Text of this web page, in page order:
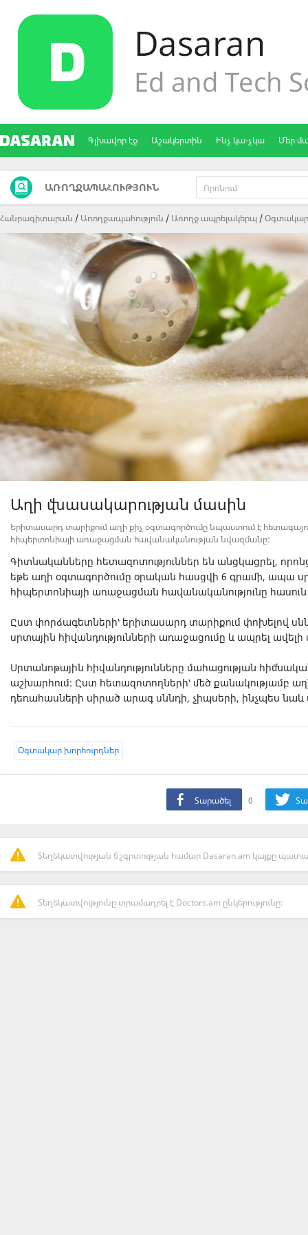
Գլխավոր էջ Աշակերտին Ինչ կա-չկա Մեր
ԱՌՈՂՋԱՊԱՀՈՒԹՅՈՒՆ
Հանրագիտարան Առողջապահություն Առողջ ապրելակերպ Oգտակար
Աղի վնասակարության մասին
Երիտասարդ տարիքում աղի քիչ օգտագործումը նպաստում է
հիպերտոնիայի առաջացման հավանականության նվազմանը:
Գիտնականները հետազոտություններ են անցկացրել,
եթե աղի օգտագործումը օրական հասցվի 6 գրամի, ապա
հիպերտոնիայի առաջացման հավանականությունը հասուն
Ըստ փորձագետների՝ երիտասարդ տարիքում փոխելով
սրտային հիվանդությունների առաջացումը և ապրել
Սրտանոթային հիվանդությունները մահացության
աշխարհում: Ըստ հետազոտողների՝ մեծ քանակությամբ
դեռահասների սիրած արագ սննդի, չիպսերի, ինչպես նաև
Oգտակար խորհուրդներ
Տարածել 0
Տեղեկատվության ճշգրտության համար Dasaran.am կայքը
Տեղեկատվությունը տրամադրել է Doctors.am ընկերությունը: